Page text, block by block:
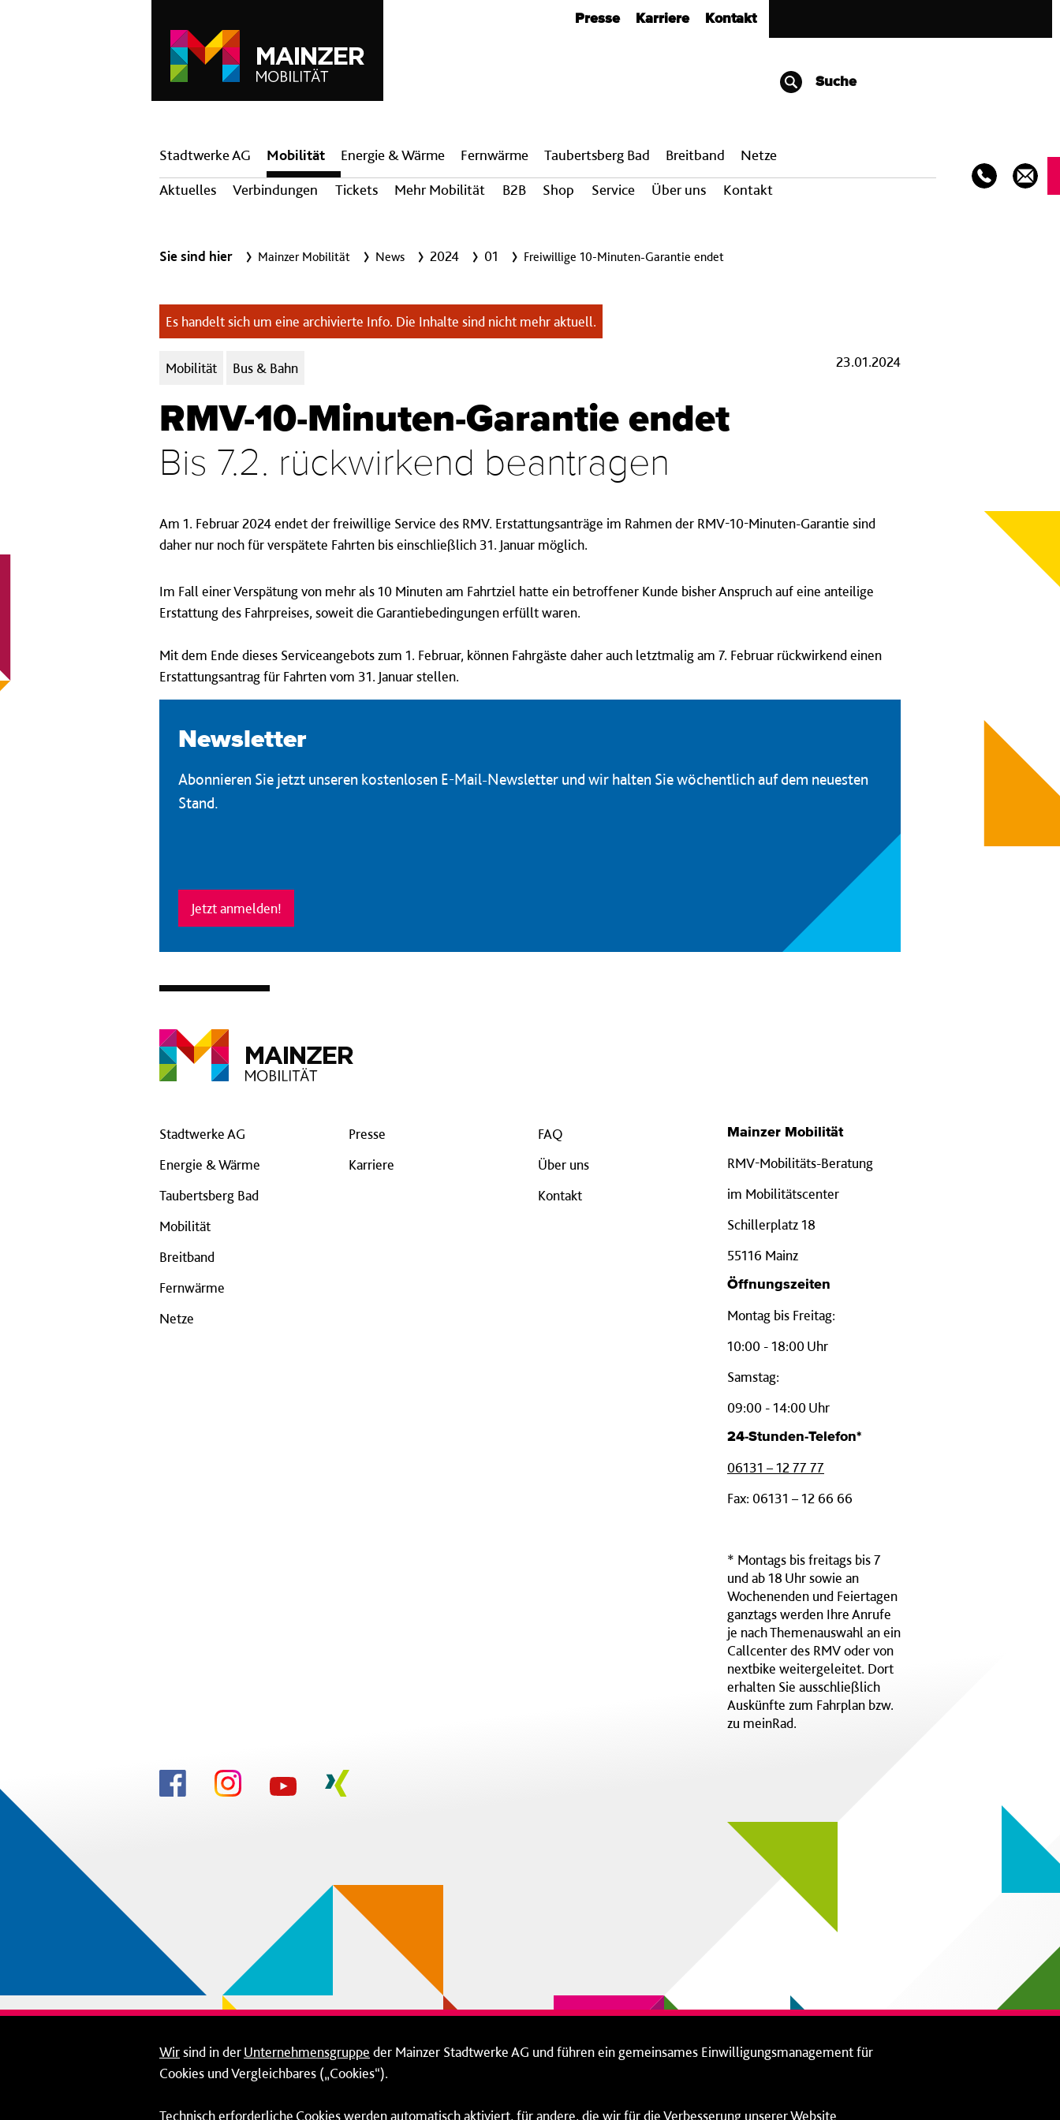
Presse Karriere Kontakt
Suche
Hauptnavigation
Stadtwerke AG
Mobilität
Aktuelles
Verbindungen Tickets Mehr Mobilität B2B Shop Service Über uns Kontakt
Energie & Wärme Fern­wärme Taubertsberg Bad Breit­band Netze
Sie sind hier Mainzer Mobilität News 2024 01 Freiwillige 10-Minuten-Garantie endet
Es handelt sich um eine archivierte Info. Die Inhalte sind nicht mehr aktuell.
Kategorien:
Mobilität Bus & Bahn 23.01.2024
RMV-10-Minuten-Garantie endet
Bis 7.2. rückwirkend beantragen
Am 1. Februar 2024 endet der freiwillige Service des RMV. Erstattungsanträge im Rahmen der RMV-10-Minuten-Garantie sind
daher nur noch für verspätete Fahrten bis einschließlich 31. Januar möglich.
Im Fall einer Verspätung von mehr als 10 Minuten am Fahrtziel hatte ein betroffener Kunde bisher Anspruch auf eine anteilige
Erstattung des Fahrpreises, soweit die Garantiebedingungen erfüllt waren.
Mit dem Ende dieses Serviceangebots zum 1. Februar, können Fahrgäste daher auch letztmalig am 7. Februar rückwirkend einen
Erstattungsantrag für Fahrten vom 31. Januar stellen.
Newsletter
Abonnieren Sie jetzt unseren kostenlosen E-Mail-Newsletter und wir halten Sie wöchentlich auf dem neuesten
Stand.
Jetzt anmelden!
Stadtwerke AG
Energie & Wärme
Taubertsberg Bad
Mobilität
Breitband
Fernwärme
Netze
Presse
Karriere
FAQ
Über uns
Kontakt
Mainzer Mobilität
RMV-Mobilitäts-Beratung
im Mobilitätscenter
Schillerplatz 18
55116 Mainz
Öffnungszeiten
Montag bis Freitag:
10:00 - 18:00 Uhr
Samstag:
09:00 - 14:00 Uhr
24-Stunden-Telefon*
06131 – 12 77 77
Fax: 06131 – 12 66 66
* Montags bis freitags bis 7
und ab 18 Uhr sowie an
Wochenenden und Feiertagen
ganztags werden Ihre Anrufe
je nach Themenauswahl an ein
Callcenter des RMV oder von
nextbike weitergeleitet. Dort
erhalten Sie ausschließlich
Auskünfte zum Fahrplan bzw.
zu meinRad.
Wirsind in derUnternehmensgruppe der Mainzer Stadtwerke AG und führen ein gemeinsames Einwilligungsmanagement für
Cookies und Vergleichbares („Cookies“).
Technisch erforderliche Cookies werden automatisch aktiviert, für andere, die wir für die Verbesserung unserer Website